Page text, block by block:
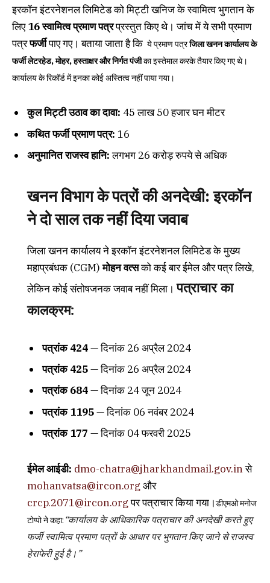
इरकॉन इंटरनेशनल लिमिटेड को मिट्टी खनिज के स्वामित्व भुगतान के
लिए16 स्वामित्व प्रमाण पत्रप्रस्तुत किए थे। जांच में ये सभी प्रमाण
पत्रफर्जीपाए गए। बताया जाता है कि ये प्रमाण पत्रजिला खनन कार्यालय के
फर्जी लेटरहेड, मोहर, हस्ताक्षर और निर्गत पंजीका इस्तेमाल करके तैयार किए गए थे।
कार्यालय के रिकॉर्ड में इनका कोई अस्तित्व नहीं पाया गया।
कुल मिट्टी उठाव का दावा: 45 लाख 50 हजार घन मीटर
कथित फर्जी प्रमाण पत्र: 16
अनुमानित राजस्व हानि:लगभग 26 करोड़ रुपये से अधिक
खनन विभाग के पत्रों की अनदेखी: इरकॉन
ने दो साल तक नहीं दिया जवाब
जिला खनन कार्यालय ने इरकॉन इंटरनेशनल लिमिटेड के मुख्य
महाप्रबंधक (CGM)मोहन वत्सको कई बार ईमेल और पत्र लिखे,
लेकिन कोई संतोषजनक जवाब नहीं मिला।पत्राचार का
कालक्रम:
पत्रांक 424— दिनांक 26 अप्रैल 2024
पत्रांक 425— दिनांक 26 अप्रैल 2024
पत्रांक 684— दिनांक 24 जून 2024
पत्रांक 1195— दिनांक 06 नवंबर 2024
पत्रांक 177 — दिनांक 04 फरवरी 2025
ईमेल आईडी: dmo-chatra@jharkhandmail.gov.inसे
mohanvatsa@ircon.org और
crcp.2071@ircon.orgपर पत्राचार किया गया।डीएमओ मनोज
टोप्पो ने कहा: “कार्यालय के आधिकारिक पत्राचार की अनदेखी करते हुए
फर्जी स्वामित्व प्रमाण पत्रों के आधार पर भुगतान किए जाने से राजस्व
हेराफेरी हुई है।”